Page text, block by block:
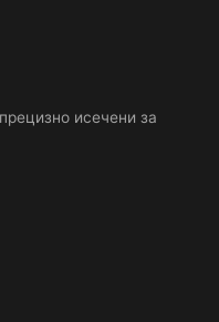
исечени за